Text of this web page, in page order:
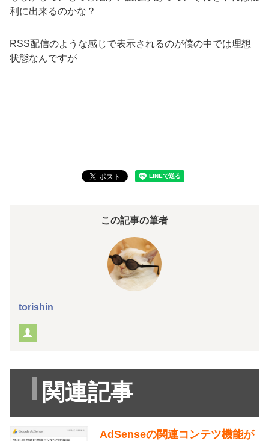
利に出来るのかな？
RSS配信のような感じで表示されるのが僕の中では理想
状態なんですが
この記事の筆者
torishin
関連記事
AdSenseの関連コンテツ機能が